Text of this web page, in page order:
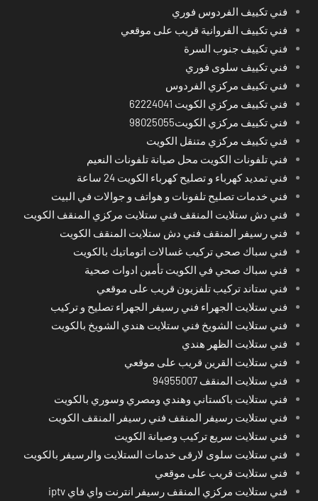
فني تكييف الفردوس فوري
فني تكييف الفروانية قريب على موقعي
فني تكييف جنوب السرة
فني تكييف سلوى فوري
فني تكييف مركزي الفردوس
فني تكييف مركزي الكويت 62224041
فني تكييف مركزي الكويت98025055
فني تكييف مركزي متنقل الكويت
فني تلفونات الكويت محل صيانة تلفونات النعيم
فني تمديد كهرباء و تصليح كهرباء الكويت 24 ساعة
فني خدمات تصليح تلفونات و هواتف و جوالات في البيت
فني دش ستلايت المنقف فني ستلايت مركزي المنقف الكويت
فني رسيفر المنقف فني دش ستلايت المنقف الكويت
فني سباك صحي تركيب غسالات اتوماتيك بالكويت
فني سباك صحي في الكويت تأمين ادوات صحية
فني ستاند تركيب تلفزيون قريب على موقعي
فني ستلايت الجهراء فني رسيفر الجهراء تصليح و تركيب
فني ستلايت الشويخ فني ستلايت هندي الشويخ بالكويت
فني ستلايت الظهر هندي
فني ستلايت القرين قريب على موقعي
فني ستلايت المنقف 94955007
فني ستلايت باكستاني وهندي ومصري وسوري بالكويت
فني ستلايت رسيفر المنقف فني رسيفر المنقف الكويت
فني ستلايت سريع تركيب وصيانة الكويت
فني ستلايت سلوى لارقى خدمات الستلايت والرسيفر بالكويت
فني ستلايت قريب على موقعي
فني ستلايت مركزي المنقف رسيفر انترنت واي فاي iptv